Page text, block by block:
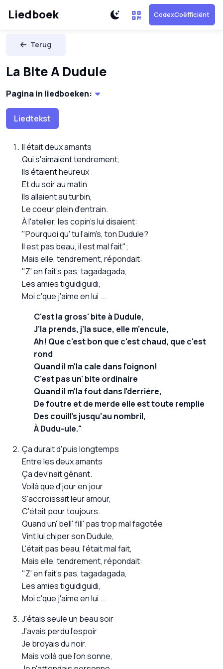
Liedboek CodexCoëfficiënt
Terug
La Bite A Dudule
Pagina in liedboeken:
Liedtekst
Il était deux amants
Qui s'aimaient tendrement;
Ils étaient heureux
Et du soir au matin
Ils allaient au turbin,
Le coeur plein d'entrain.
À l'atelier, les copin's lui disaient:
"Pourquoi qu' tu l'aim's, ton Dudule?
Il est pas beau, il est mal fait";
Mais elle, tendrement, répondait:
"Z' en fait's pas, tagadagada,
Les amies tiguidiguidi,
Moi c'que j'aime en lui ...
C'est la gross' bite à Dudule,
J'la prends, j'la suce, elle m'encule,
Ah! Que c'est bon que c'est chaud, que c'est
rond
Quand il m'la cale dans l'oignon!
C'est pas un' bite ordinaire
Quand il m'la fout dans l'derrière,
De foutre et de merde elle est toute remplie
Des couill's jusqu'au nombril,
À Dudu-ule."
Ça durait d'puis longtemps
Entre les deux amants
Ça dev'nait gênant.
Voilà que d'jour en jour
S'accroissait leur amour,
C'était pour toujours.
Quand un' bell' fill' pas trop mal fagotée
Vint lui chiper son Dudule,
L'était pas beau, l'était mal fait,
Mais elle, tendrement, répondait:
"Z' en fait's pas, tagadagada,
Les amies tiguidiguidi,
Moi c'que j'aime en lui ...
J'étais seule un beau soir
J'avais perdu l'espoir
Je broyais du noir.
Mais voilà que l'on sonne,